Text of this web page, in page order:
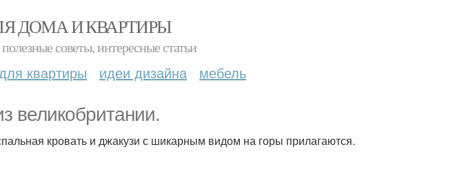
ДОМА И КВАРТИРЫ
советы, интересные статьи
квартиры идеи дизайна мебель
великобритании.
кровать и джакузи с шикарным видом на горы прилагаются.